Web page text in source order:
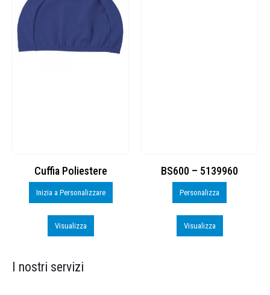
Cuffia Poliestere
Inizia a Personalizzare
Visualizza
BS600 – 5139960
Personalizza
Visualizza
I nostri servizi